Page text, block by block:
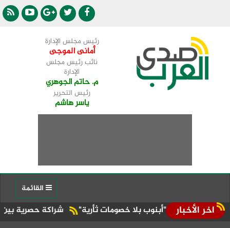
رئيس مجلس الإدارة
أمانى الموجى
نائب رئيس مجلس
الإدارة
م. حاتم الجوهري
رئيس التحرير
ياسر هاشم
اخر الأخبار شراكة حصرية بين "قطارات "أبنوب بلا خصومات ثأرية"